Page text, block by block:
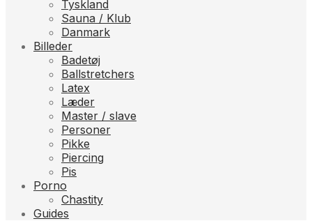
Tyskland
Sauna / Klub
Danmark
Billeder
Badetøj
Ballstretchers
Latex
Læder
Master / slave
Personer
Pikke
Piercing
Pis
Porno
Chastity
Guides